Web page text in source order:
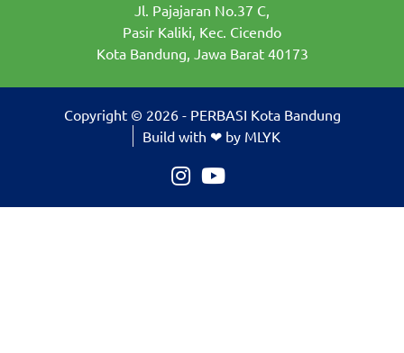
Jl. Pajajaran No.37 C,
Pasir Kaliki, Kec. Cicendo
Kota Bandung, Jawa Barat 40173
Copyright © 2026 - PERBASI Kota Bandung
Build with ❤ by MLYK